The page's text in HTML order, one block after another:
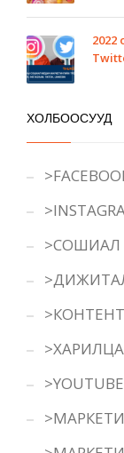
ХОЛБООСУУД
>СОШИАЛ